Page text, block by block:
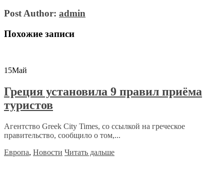
Post Author: admin
Похожие записи
15Май
Греция установила 9 правил приёма
туристов
Агентство Greek City Times, со ссылкой на греческое
правительство, сообщило о том,...
Европа, Новости Читать дальше